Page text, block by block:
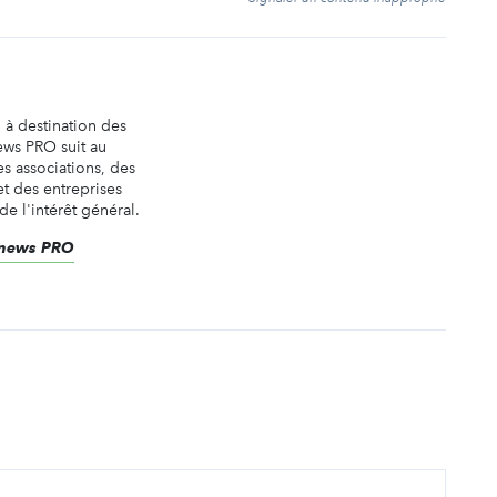
destination des
PRO suit au
associations, des
des entreprises
l'intérêt général.
PRO